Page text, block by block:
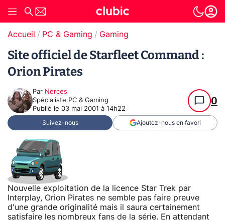
Accueil PC & Gaming Gaming
Site officiel de Starfleet Command :
Orion Pirates
Par Nerces
Spécialiste PC & Gaming
Publié le 03 mai 2001 à 14h22
0
Suivez-nous Ajoutez-nous en favori
Nouvelle exploitation de la licence Star Trek par
Interplay, Orion Pirates ne semble pas faire preuve
d'une grande originalité mais il saura certainement
satisfaire les nombreux fans de la série. En attendant